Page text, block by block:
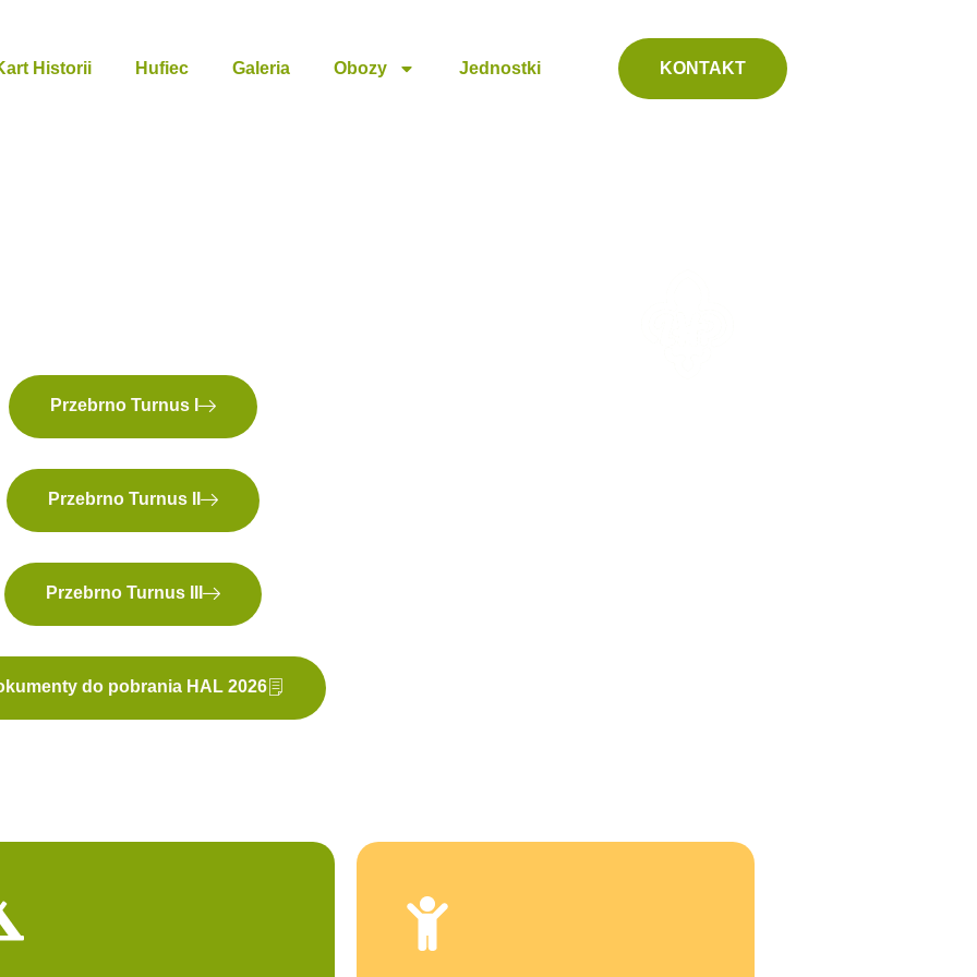
Historii Hufiec Galeria Obozy Jednostki KONTAKT
Przebrno Turnus I
Przebrno Turnus II
Przebrno Turnus III
do pobrania HAL 2026